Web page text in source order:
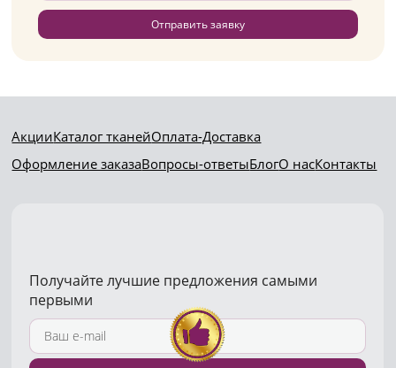
Отправить заявку
АкцииКаталог тканейОплата-Доставка
Оформление заказаВопросы-ответыБлогО насКонтакты
Получайте лучшие предложения самыми
первыми